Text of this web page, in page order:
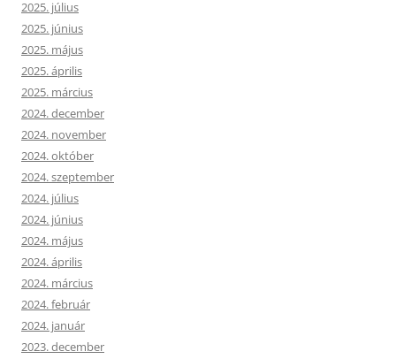
2025. július
2025. június
2025. május
2025. április
2025. március
2024. december
2024. november
2024. október
2024. szeptember
2024. július
2024. június
2024. május
2024. április
2024. március
2024. február
2024. január
2023. december